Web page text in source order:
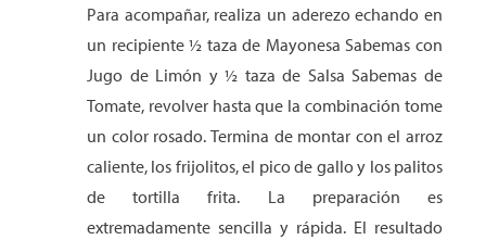
Para acompañar, realiza un aderezo echando en
un recipiente ½ taza de Mayonesa Sabemas con
Jugo de Limón y ½ taza de Salsa Sabemas de
Tomate, revolver hasta que la combinación tome
un color rosado. Termina de montar con el arroz
caliente, los frijolitos, el pico de gallo y los palitos
de tortilla frita. La preparación es
extremadamente sencilla y rápida. El resultado